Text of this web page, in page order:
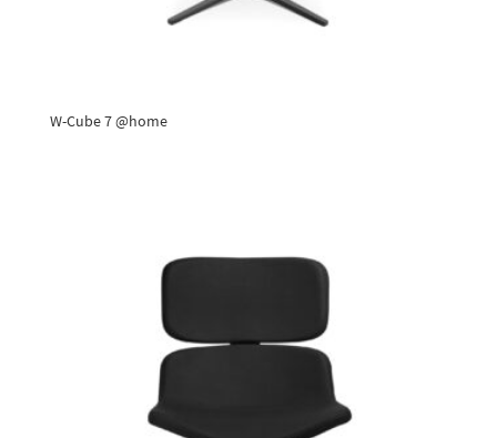
W-Cube 7 @home